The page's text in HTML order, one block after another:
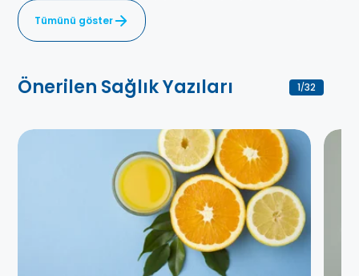
Tümünü göster
Önerilen Sağlık Yazıları 1/32